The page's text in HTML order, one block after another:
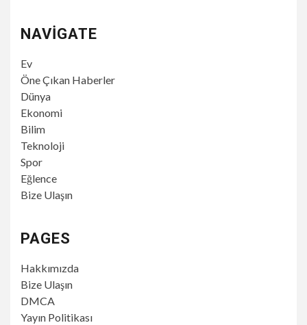
NAVIGATE
Ev
Öne Çıkan Haberler
Dünya
Ekonomi
Bilim
Teknoloji
Spor
Eğlence
Bize Ulaşın
PAGES
Hakkımızda
Bize Ulaşın
DMCA
Yayın Politikası